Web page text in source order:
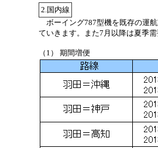
2.国内線
ボーイング787型機を既存の運
ていきます。また7月以降は夏季
（1） 期間増便